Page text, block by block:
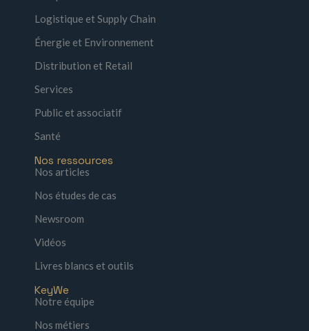
Logistique et Supply Chain
Énergie et Environnement
Distribution et Retail
Services
Public et associatif
Santé
Nos ressources
Nos articles
Nos études de cas
Newsroom
Vidéos
Livres blancs et outils
KeyWe
Notre équipe
Nos métiers